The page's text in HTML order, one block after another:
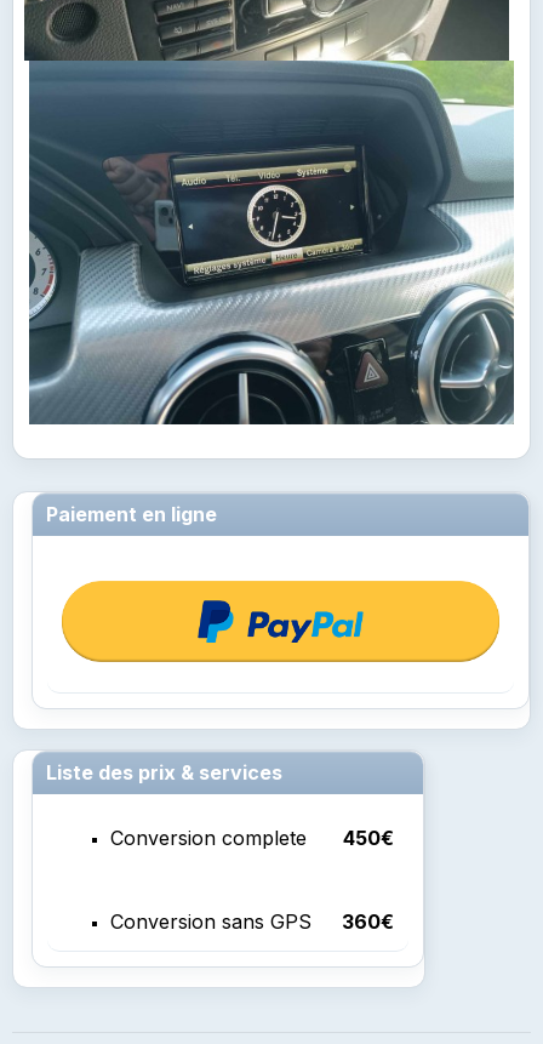
Paiement en ligne
Liste des prix & services
Conversion complete 450€
Conversion sans GPS 360€